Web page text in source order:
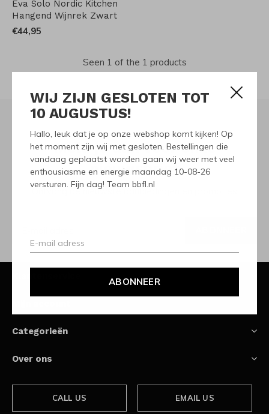
WIJ ZIJN GESLOTEN TOT
10 AUGUSTUS!
Hallo, leuk dat je op onze webshop komt kijken! Op
het moment zijn wij met gesloten. Bestellingen die
vandaag geplaatst worden gaan wij weer met veel
enthousiasme en energie maandag 10-08-26
versturen. Fijn dag! Team bbfl.nl
ABONNEER
Eva Solo Nordic Kitchen
Hangend Wijnrek Zwart
€44,95
Seen 1 of the 1 products
Meld je aan voor onze
nieuwsbrief
Ontvang de nieuwste aanbiedingen en promoties
Categorieën
Over ons
CALL US EMAIL US